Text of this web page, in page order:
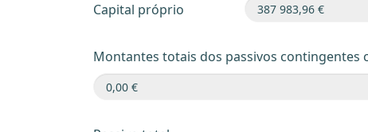
Capital próprio
Montantes totais dos passivos contingentes